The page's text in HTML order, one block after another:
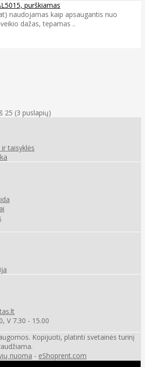
purškiamas
naudojamas kaip apsaugantis nuo
dažas, tepamas ..
25 (3 puslapių)
taisyklės
V 7.30 - 15.00
Kopijuoti, platinti svetainės turinį
nuoma - eShoprent.com